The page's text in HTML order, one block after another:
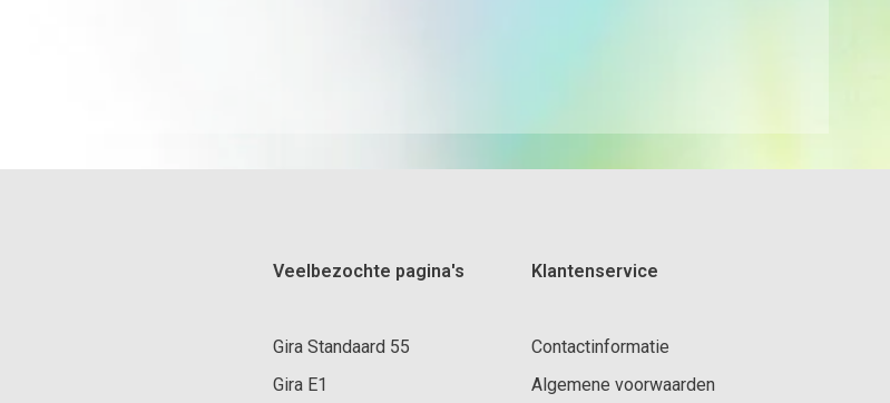
Veelbezochte pagina's
Gira Standaard 55
Gira E1
Klantenservice
Contactinformatie
Algemene voorwaarden